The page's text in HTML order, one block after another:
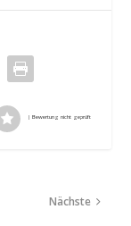
Nächste